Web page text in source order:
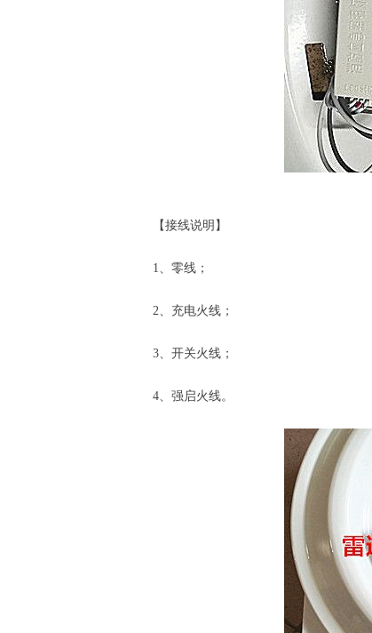
劳士吸顶式消
【接线说明】
1、零线；
2、充电火线；
3、开关火线；
4、强启火线。